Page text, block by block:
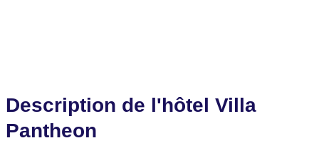
Description de l'hôtel Villa
Pantheon